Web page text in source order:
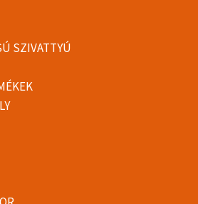
SZIVATTYÚ